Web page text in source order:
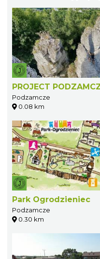
PROJECT
Podzamcze
0.08 km
Park Ogrodzieniec
Podzamcze
0.30 km